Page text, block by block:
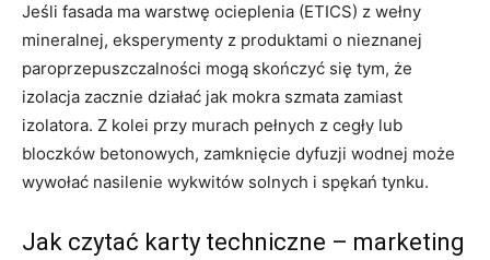
Jeśli fasada ma warstwę ocieplenia (ETICS) z wełny
mineralnej, eksperymenty z produktami o nieznanej
paroprzepuszczalności mogą skończyć się tym, że
izolacja zacznie działać jak mokra szmata zamiast
izolatora. Z kolei przy murach pełnych z cegły lub
bloczków betonowych, zamknięcie dyfuzji wodnej może
wywołać nasilenie wykwitów solnych i spękań tynku.
Jak czytać karty techniczne – marketing